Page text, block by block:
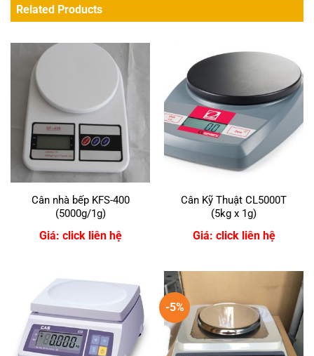
Related Products
Cân nhà bếp KFS-400
(5000g/1g)
Giá: click liên hệ
Cân Kỹ Thuật CL5000T
(5kg x 1g)
Giá: click liên hệ
-5%